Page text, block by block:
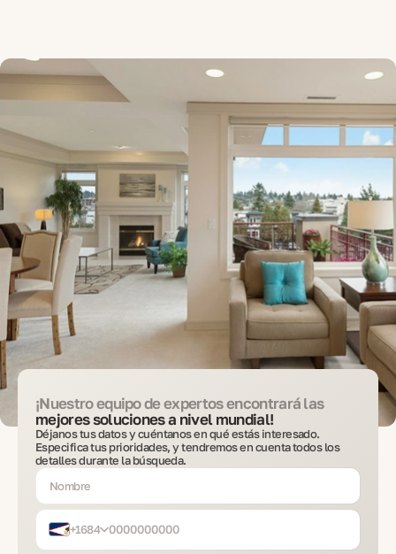
¡Nuestro equipo de expertos encontrará las
mejores soluciones a nivel mundial!
Déjanos tus datos y cuéntanos en qué estás interesado.
Especifica tus prioridades, y tendremos en cuenta todos los
detalles durante la búsqueda.
+1684